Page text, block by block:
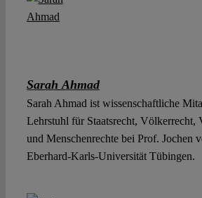
Sarah Ahmad
Sarah Ahmad ist wissenschaftliche
Lehrstuhl für Staatsrecht, Völkerrecht,
und Menschenrechte bei Prof. Jochen
Eberhard-Karls-Universität Tübingen.